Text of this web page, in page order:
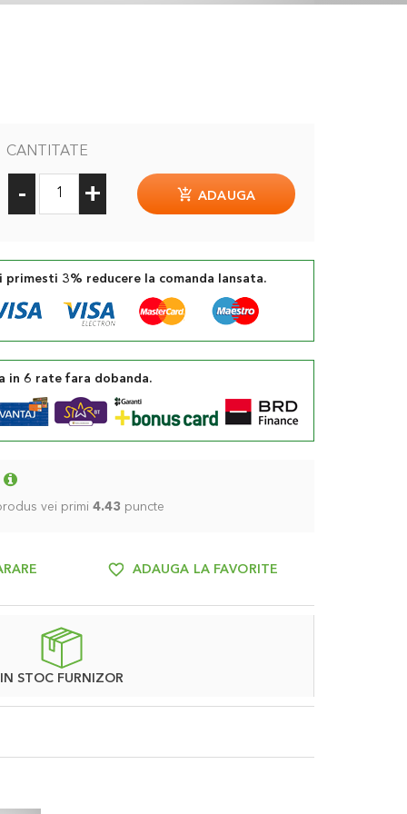
CANTITATE
- + ADAUGA
primesti 3% reducere la comanda lansata.
in 6 rate fara dobanda.
vei primi 4.43 puncte
ADAUGA LA FAVORITE
IN STOC FURNIZOR